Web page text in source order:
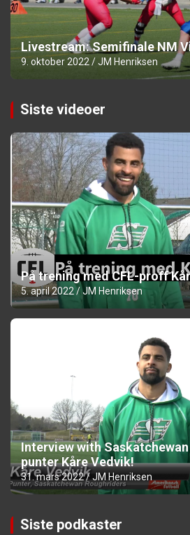
Livestream: Semifinale NM
9. oktober 2022 JM Henriksen
Siste videoer
På trening med CFL-proff
5. april 2022 JM Henriksen
Interview with
punter Kåre Vedvik!
31. mars 2022 JM Henriksen
Siste podkaster